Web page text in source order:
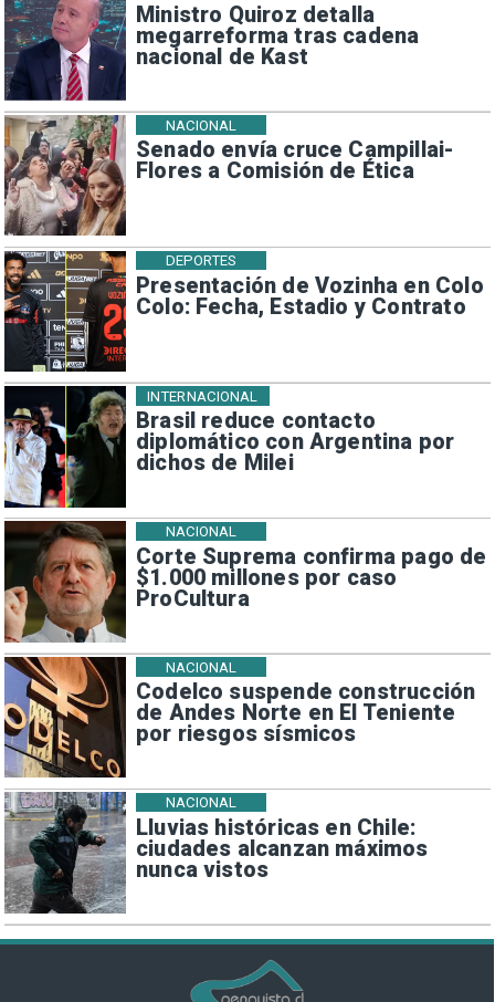
Ministro Quiroz detalla
megarreforma tras cadena
nacional de Kast
Senado envía cruce Campillai-
Flores a Comisión de Ética
NACIONAL
Presentación de Vozinha en Colo
Colo: Fecha, Estadio y Contrato
DEPORTES
Brasil reduce contacto
diplomático con Argentina por
dichos de Milei
INTERNACIONAL
Corte Suprema confirma pago de
$1.000 millones por caso
ProCultura
NACIONAL
Codelco suspende construcción
de Andes Norte en El Teniente
por riesgos sísmicos
NACIONAL
Lluvias históricas en Chile:
ciudades alcanzan máximos
nunca vistos
NACIONAL